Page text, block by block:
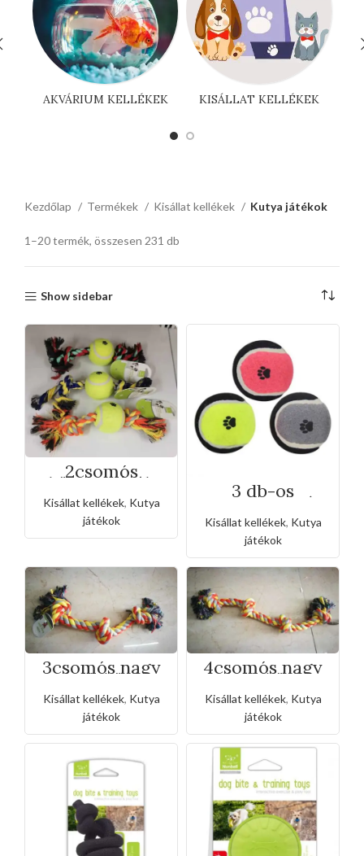
AKVÁRIUM KELLÉKEK KISÁLLAT KELLÉKEK
Kezdőlap Termékek Kisállat kellékek Kutya játékok
1–20 termék, összesen 231 db
Show sidebar
2csomós
köteles játék
mancsnyomos
teniszlabdával
Kisállat kellékek, Kutya
játékok
3 db-os
mancsnyomós
tennis labda
Kisállat kellékek, Kutya
játékok
3csomós nagy
játék kötél
Kisállat kellékek, Kutya
játékok
4csomós nagy
játék kötél
Kisállat kellékek, Kutya
játékok